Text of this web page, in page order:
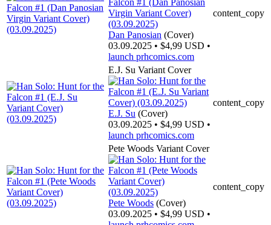
Dan Panosian (Cover)
03.09.2025 • $4,99 USD •
launch prhcomics.com
content_copy
E.J. Su Variant Cover
E.J. Su (Cover)
03.09.2025 • $4,99 USD •
launch prhcomics.com
content_copy
Pete Woods Variant Cover
Pete Woods (Cover)
03.09.2025 • $4,99 USD •
content_copy